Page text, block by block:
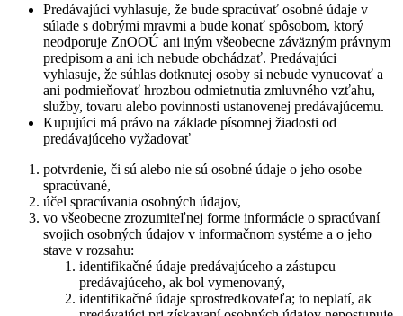
Predávajúci vyhlasuje, že bude spracúvať osobné údaje v
súlade s dobrými mravmi a bude konať spôsobom, ktorý
neodporuje ZnOOÚ ani iným všeobecne záväzným právnym
predpisom a ani ich nebude obchádzať. Predávajúci
vyhlasuje, že súhlas dotknutej osoby si nebude vynucovať a
ani podmieňovať hrozbou odmietnutia zmluvného vzťahu,
služby, tovaru alebo povinnosti ustanovenej predávajúcemu.
Kupujúci má právo na základe písomnej žiadosti od
predávajúceho vyžadovať
potvrdenie, či sú alebo nie sú osobné údaje o jeho osobe
spracúvané,
účel spracúvania osobných údajov,
vo všeobecne zrozumiteľnej forme informácie o spracúvaní
svojich osobných údajov v informačnom systéme a o jeho
stave v rozsahu:
identifikačné údaje predávajúceho a zástupcu
predávajúceho, ak bol vymenovaný,
identifikačné údaje sprostredkovateľa; to neplatí, ak